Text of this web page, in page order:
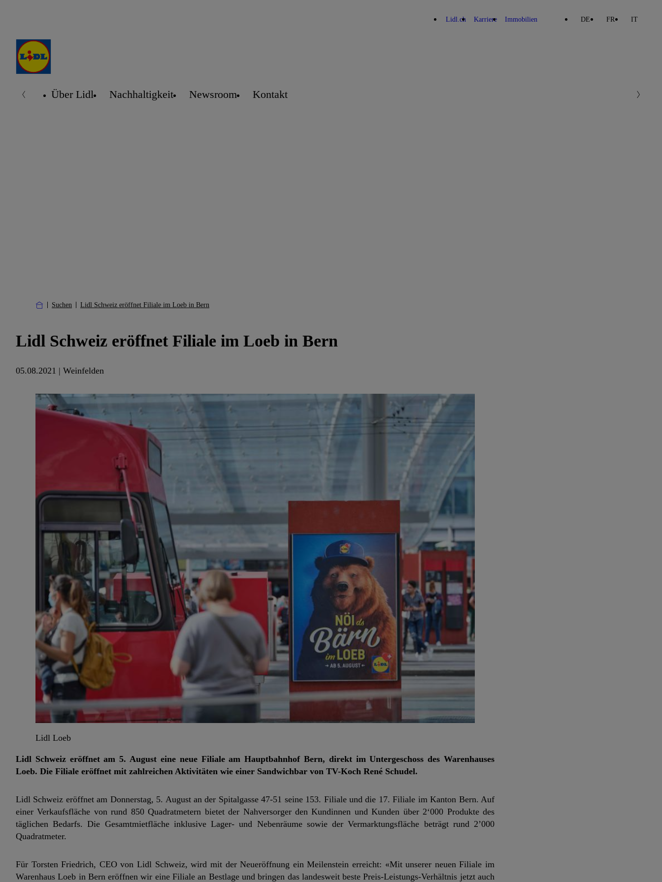
Lidl.ch Karriere Immobilien DE FR IT
Über Lidl Nachhaltigkeit Newsroom Kontakt
Suchen Lidl Schweiz eröffnet Filiale im Loeb in Bern
Lidl Schweiz eröffnet Filiale im Loeb in Bern
05.08.2021 | Weinfelden
Lidl Loeb
Lidl Schweiz eröffnet am 5. August eine neue Filiale am Hauptbahnhof Bern, direkt im Untergeschoss des Warenhauses
Loeb. Die Filiale eröffnet mit zahlreichen Aktivitäten wie einer Sandwichbar von TV-Koch René Schudel.
Lidl Schweiz eröffnet am Donnerstag, 5. August an der Spitalgasse 47-51 seine 153. Filiale und die 17. Filiale im Kanton Bern. Auf
einer Verkaufsfläche von rund 850 Quadratmetern bietet der Nahversorger den Kundinnen und Kunden über 2‘000 Produkte des
täglichen Bedarfs. Die Gesamtmietfläche inklusive Lager- und Nebenräume sowie der Vermarktungsfläche beträgt rund 2’000
Quadratmeter.
Für Torsten Friedrich, CEO von Lidl Schweiz, wird mit der Neueröffnung ein Meilenstein erreicht: «Mit unserer neuen Filiale im
Warenhaus Loeb in Bern eröffnen wir eine Filiale an Bestlage und bringen das landesweit beste Preis-Leistungs-Verhältnis jetzt auch